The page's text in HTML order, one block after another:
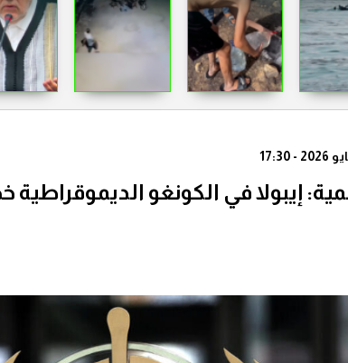
إيبولا في الكونغو الديموقراطية